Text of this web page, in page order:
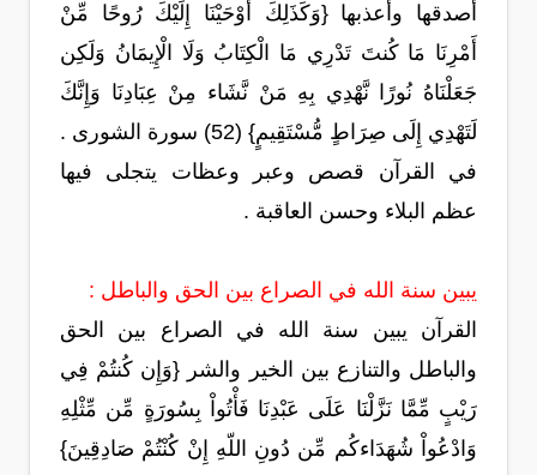
أصدقها وأعذبها {وَكَذَلِكَ أَوْحَيْنَا إِلَيْكَ رُوحًا مِّنْ
أَمْرِنَا مَا كُنتَ تَدْرِي مَا الْكِتَابُ وَلَا الْإِيمَانُ وَلَكِن
جَعَلْنَاهُ نُورًا نَّهْدِي بِهِ مَنْ نَّشَاء مِنْ عِبَادِنَا وَإِنَّكَ
لَتَهْدِي إِلَى صِرَاطٍ مُّسْتَقِيمٍ} (52) سورة الشورى .
في القرآن قصص وعبر وعظات يتجلى فيها
عظم البلاء وحسن العاقبة .
يبين سنة الله في الصراع بين الحق والباطل :
القرآن يبين سنة الله في الصراع بين الحق
والباطل والتنازع بين الخير والشر {وَإِن كُنتُمْ فِي
رَيْبٍ مِّمَّا نَزَّلْنَا عَلَى عَبْدِنَا فَأْتُواْ بِسُورَةٍ مِّن مِّثْلِهِ
وَادْعُواْ شُهَدَاءكُم مِّن دُونِ اللّهِ إِنْ كُنْتُمْ صَادِقِينَ}